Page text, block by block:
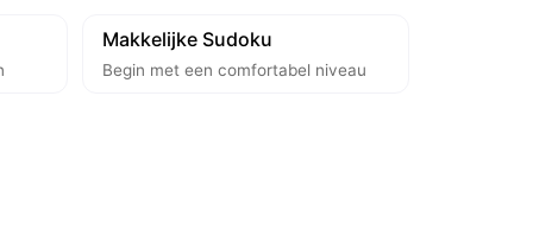
Makkelijke Sudoku
Begin met een comfortabel niveau